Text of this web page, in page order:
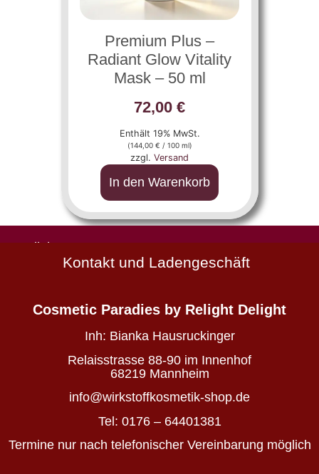
Premium Plus –
Radiant Glow Vitality
Mask – 50 ml
72,00 €
Enthält 19% MwSt.
(144,00 € / 100 ml)
zzgl. Versand
In den Warenkorb
Natürlich
Kontakt und Ladengeschäft
Cosmetic Paradies by Relight Delight
Inh: Bianka Hausruckinger
Relaisstrasse 88-90 im Innenhof
68219 Mannheim
info@wirkstoffkosmetik-shop.de
Tel: 0176 – 64401381
Termine nur nach telefonischer Vereinbarung möglich